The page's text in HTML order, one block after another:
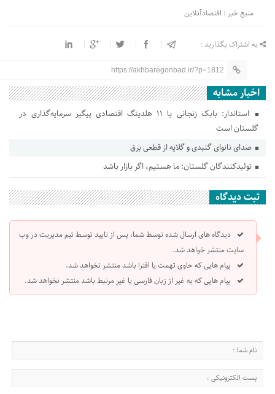
منبع خبر : اقتصادآنلاین
به اشتراک بگذارید :
https://akhbaregonbad.ir/?p=1812
اخبار مشابه
استاندار: بابک زنجانی با ۱۱ هلدینگ اقتصادی پیگیر سرمایه‌گذاری در
گلستان است
صدای نانوای گنبدی و گلایه از قطعی برق
تولیدکنندگان گلستان: ما هستیم، اگر بازار باشد
ثبت دیدگاه
دیدگاه های ارسال شده توسط شما، پس از تایید توسط تیم مدیریت در وب
سایت منتشر خواهد شد.
پیام هایی که حاوی تهمت یا افترا باشد منتشر نخواهد شد.
پیام هایی که به غیر از زبان فارسی یا غیر مرتبط باشد منتشر نخواهد شد.